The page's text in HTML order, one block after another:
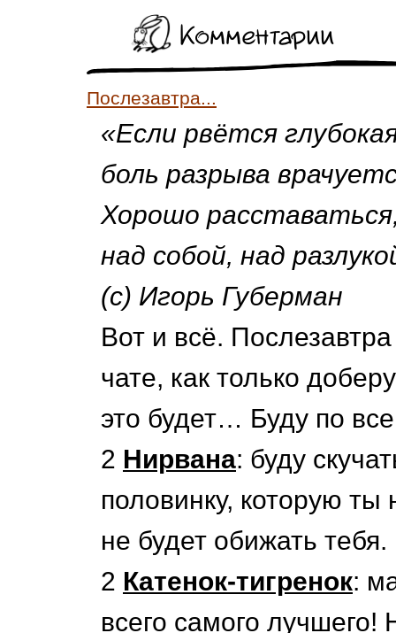
Комментарии
Послезавтра...
«Если рвётся
боль разрыва
Хорошо
над собой, над
(с) Игорь Губерман
Вот и всё.
чате, как только
это будет… Буду по
2 Нирвана: буду
половинку, которую
не будет обижать
2 Катенок-тигренок:
всего самого